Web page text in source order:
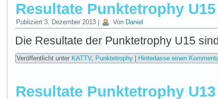
Resultate Punktetrophy
Publiziert 3. Dezember 2013 Von Daniel
Die Resultate der Punktetrophy U15
Veröffentlicht unter KATTV, Punktetrophy Hinterlasse einen
Resultate Punktetrophy